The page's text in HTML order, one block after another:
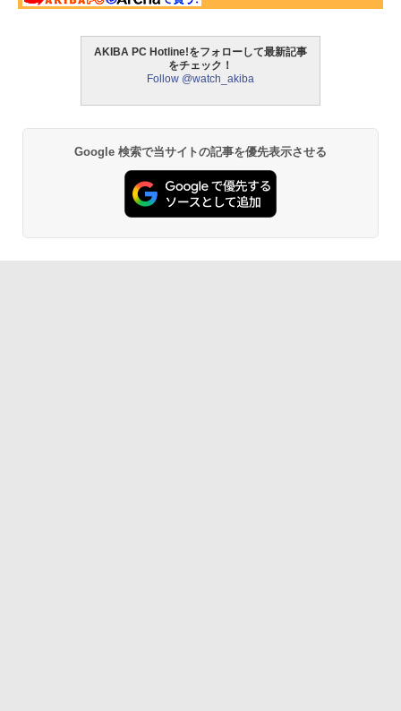
AKIBA PC Hotline!をフォローして最新記事
をチェック！
Follow @watch_akiba
Google 検索で当サイトの記事を優先表示させる